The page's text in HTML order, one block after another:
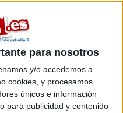
para nosotros
y/o accedemos a
cookies, y procesamos
únicos e información
para publicidad y contenido